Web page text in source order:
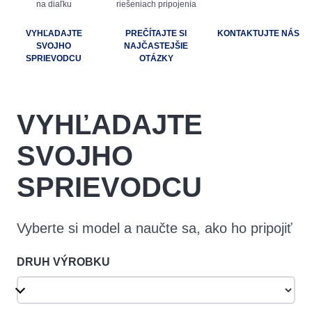
na diaľku
riešeniach pripojenia
VYHĽADAJTE
SVOJHO
SPRIEVODCU
PREČÍTAJTE SI
NAJČASTEJŠIE
OTÁZKY
KONTAKTUJTE NÁS
VYHĽADAJTE
SVOJHO
SPRIEVODCU
Vyberte si model a naučte sa, ako ho pripojiť
DRUH VÝROBKU